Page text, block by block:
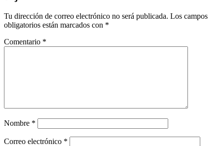
Tu dirección de correo electrónico no será publicada. Los campos
obligatorios están marcados con *
Comentario *
Nombre *
Correo electrónico *